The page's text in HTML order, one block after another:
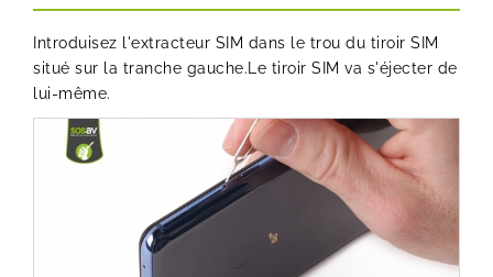
Introduisez l'extracteur SIM dans le trou du tiroir SIM
situé sur la tranche gauche.Le tiroir SIM va s'éjecter de
lui-même.